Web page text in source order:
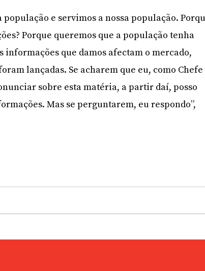
população e servimos a nossa população.
Porque queremos que a população tenha
informações que damos afectam o mercado,
lançadas. Se acharem que eu, como Chefe
sobre esta matéria, a partir daí, posso
Mas se perguntarem, eu respondo”,